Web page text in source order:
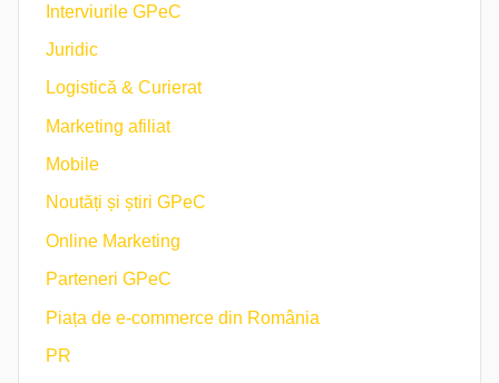
Interviurile GPeC
Juridic
Logistică & Curierat
Marketing afiliat
Mobile
Noutăți și știri GPeC
Online Marketing
Parteneri GPeC
Piața de e-commerce din România
PR